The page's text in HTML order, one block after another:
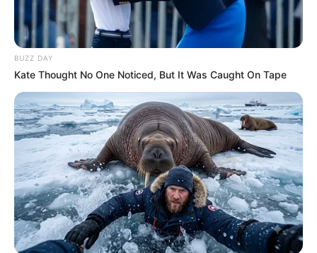
Faca
Espátula de silicone
Caixa de leite limpa e cortada ao meio
Panela esmaltada
Panela com água para fazer o banho-maria
Finalização
Tesoura
BUZZ DAY
Kate Thought No One Noticed, But It Was Caught On Tape